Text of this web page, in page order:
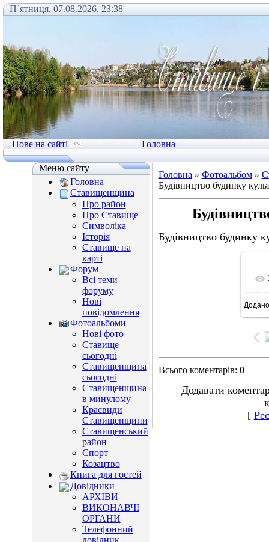
П`ятниця, 07.08.2026, 23:38
Нове на сайті Головна
Меню сайту
Головна
Ставищенщина
Про район
Про Ставище
Символіка
Історія
Ставище на
карті
Форум
Всі теми
форуму
Нові
повідомлення
Фотоальбоми
Нові фото
Ставище
сьогодні
Ставищенщина
сьогодні
Ставищенщина
в минулому
Краєвиди
Ставищенщини
Ставищенський
район
Спорт
Козацтво
Книга для гостей
Довідники
АРХІВИ
ВИКОНАВЧІ
ОРГАНИ
Телефонний
довідник
Головна » Фотоальбом»
Будівництво будинку
Будівництво будинку
Додано
Всього коментарів: 0
Додавати
[